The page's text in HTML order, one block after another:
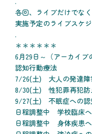
各回、ライブだけでな
実施予定のライブスケ
.
＊＊＊＊＊＊
6月29日～（アーカイブ
認知行動療法
7/26(土) 大人の発達障
8/30(土) 性犯罪再犯防
9/27(土) 不眠症への認
日程調整中 学校臨床
日程調整中 身体疾患